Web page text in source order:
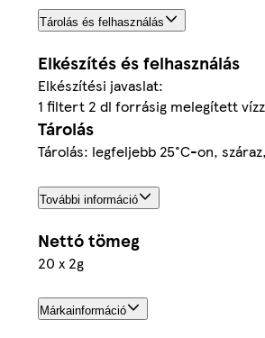
Tárolás és felhasználás
Elkészítés és felhasználás
Elkészítési javaslat:
1 filtert 2 dl forrásig melegített
Tárolás
Tárolás: legfeljebb 25°C-on,
További információ
Nettó tömeg
20 x 2g
Márkainformáció